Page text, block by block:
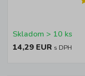
Skladom > 10 ks
14,29 EUR s DPH